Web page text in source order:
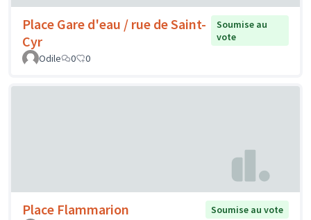
Place Gare d'eau / rue de Saint-
Cyr
Soumise au
vote
Odile
0 0
Place Flammarion
Soumise au vote